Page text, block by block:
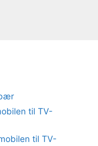
til TV-
til TV-